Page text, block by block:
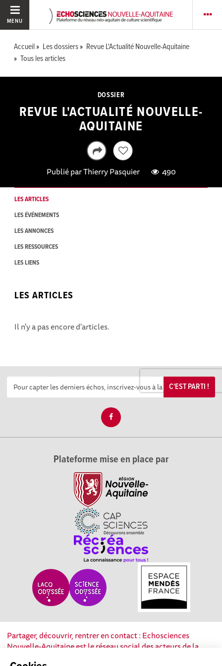
MENU
Accueil Les dossiers
Revue L'Actualité Nouvelle-Aquitaine
Tous les articles
DOSSIER
REVUE L'ACTUALITÉ NOUVELLE-
AQUITAINE
Publié parThierry Pasquier 490
LES ARTICLES
LES ÉVÉNEMENTS
LES ANNONCES
LES RESSOURCES
LES LIENS
LES ARTICLES
Il n'y a pas encore d'articles.
C'EST PARTI !
Plateforme mise en place par
Partager, découvrir, rentrer en contact : Echosciences
Nouvelle-Aquitaine est le réseau social des acteurs de la